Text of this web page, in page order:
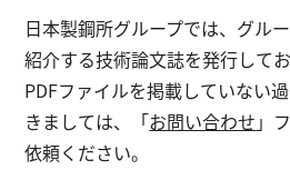
企業情報
サステナビリティ
日本製鋼所グループでは、グル
紹介する技術論文誌を発行してお
PDFファイルを掲載していない
きましては、「お問い合わせ 」
依頼ください。